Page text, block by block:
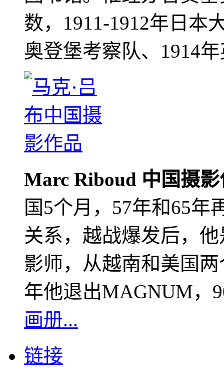
数，1911-1912年日本
奥登堡考察队、1914
Marc Riboud 中国摄
国5个月，57年和65年
关系，越战爆发后，
影师，从越南和美国
年他退出MAGNUM，
画册...
链接